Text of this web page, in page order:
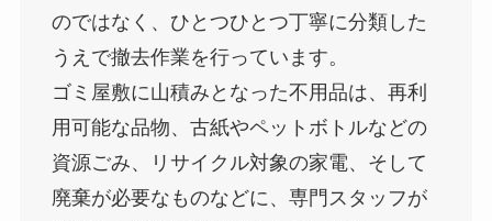
のではなく、ひとつひとつ丁寧に分類した
うえで撤去作業を行っています。
ゴミ屋敷に山積みとなった不用品は、再利
用可能な品物、古紙やペットボトルなどの
資源ごみ、リサイクル対象の家電、そして
廃棄が必要なものなどに、専門スタッフが